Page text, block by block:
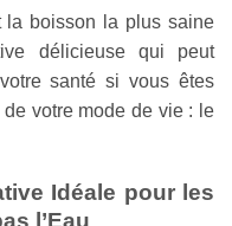
la boisson la plus saine
délicieuse qui peut
santé si vous êtes
votre mode de vie : le
Idéale pour les